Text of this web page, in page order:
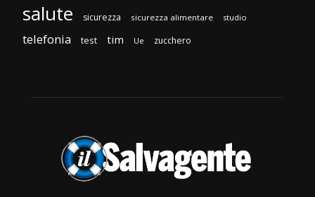
salute sicurezza sicurezza alimentare studio
telefonia test tim Ue zucchero